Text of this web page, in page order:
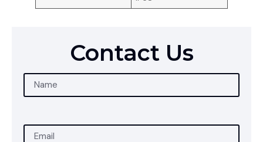
Contact Us